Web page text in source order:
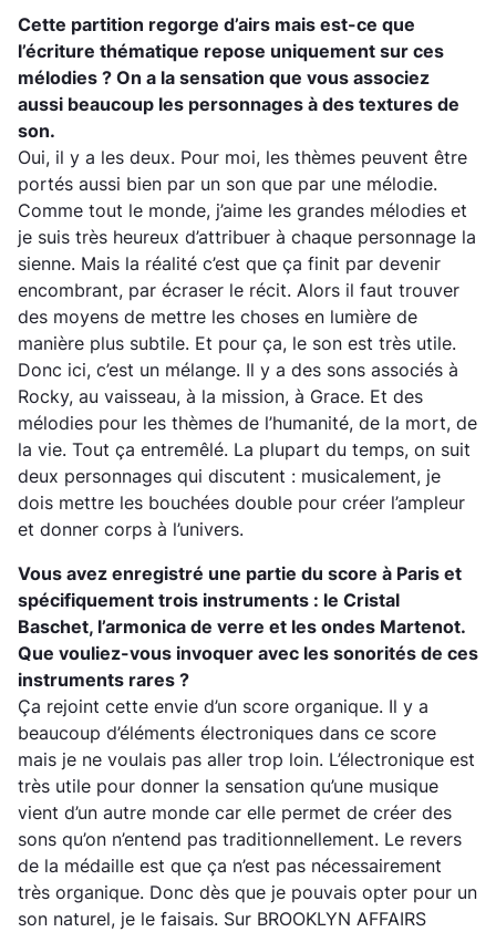
Cette partition regorge d’airs mais est-ce que
l’écriture thématique repose uniquement sur ces
mélodies ? On a la sensation que vous associez
aussi beaucoup les personnages à des textures de
son.
Oui, il y a les deux. Pour moi, les thèmes peuvent être
portés aussi bien par un son que par une mélodie.
Comme tout le monde, j’aime les grandes mélodies et
je suis très heureux d’attribuer à chaque personnage la
sienne. Mais la réalité c’est que ça finit par devenir
encombrant, par écraser le récit. Alors il faut trouver
des moyens de mettre les choses en lumière de
manière plus subtile. Et pour ça, le son est très utile.
Donc ici, c’est un mélange. Il y a des sons associés à
Rocky, au vaisseau, à la mission, à Grace. Et des
mélodies pour les thèmes de l’humanité, de la mort, de
la vie. Tout ça entremêlé. La plupart du temps, on suit
deux personnages qui discutent : musicalement, je
dois mettre les bouchées double pour créer l’ampleur
et donner corps à l’univers.
Vous avez enregistré une partie du score à Paris et
spécifiquement trois instruments : le Cristal
Baschet, l’armonica de verre et les ondes Martenot.
Que vouliez-vous invoquer avec les sonorités de ces
instruments rares ?
Ça rejoint cette envie d’un score organique. Il y a
beaucoup d’éléments électroniques dans ce score
mais je ne voulais pas aller trop loin. L’électronique est
très utile pour donner la sensation qu’une musique
vient d’un autre monde car elle permet de créer des
sons qu’on n’entend pas traditionnellement. Le revers
de la médaille est que ça n’est pas nécessairement
très organique. Donc dès que je pouvais opter pour un
son naturel, je le faisais. Sur BROOKLYN AFFAIRS